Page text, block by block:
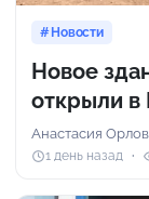
Новости
Новое
открыли в
Анастасия
1 день назад